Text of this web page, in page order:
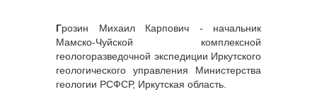
Грозин Михаил Карпович - начальник
Мамско-Чуйской комплексной
геологоразведочной экспедиции Иркутского
геологического управления Министерства
геологии РСФСР, Иркутская область.